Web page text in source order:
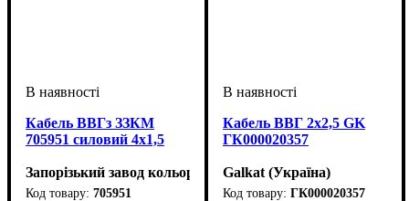
Кабель ВВГз ЗЗКМ
705951 силовий 4х1,5
Запорізький завод кольорових металів (ЗЗКМ)
705951
Кабель ВВГ 2х2,5 GK
ГК000020357
Galkat (Україна)
ГК000020357